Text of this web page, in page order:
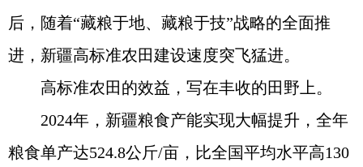
后，随着“藏粮于地、藏粮于技”战略的全面推
进，新疆高标准农田建设速度突飞猛进。
高标准农田的效益，写在丰收的田野上。
2024年，新疆粮食产能实现大幅提升，全年
粮食单产达524.8公斤/亩，比全国平均水平高130